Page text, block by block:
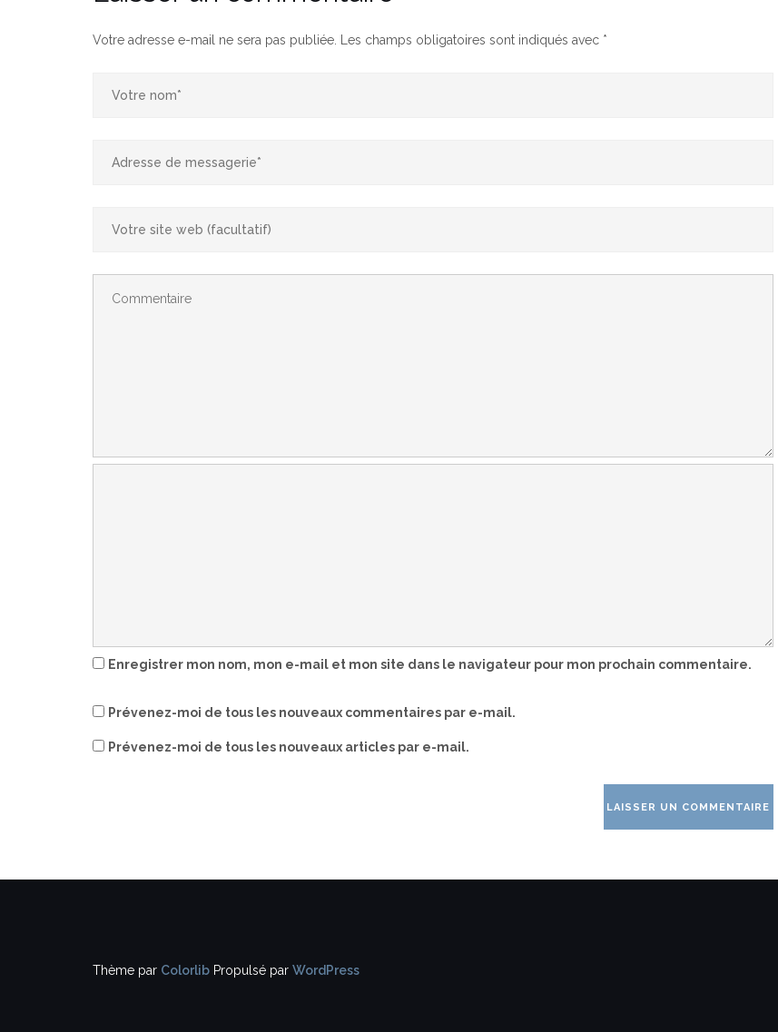
Votre adresse e-mail ne sera pas publiée. Les champs obligatoires sont indiqués avec *
Enregistrer mon nom, mon e-mail et mon site dans le navigateur pour mon prochain commentaire.
Prévenez-moi de tous les nouveaux commentaires par e-mail.
Prévenez-moi de tous les nouveaux articles par e-mail.
Thème par Colorlib Propulsé par WordPress